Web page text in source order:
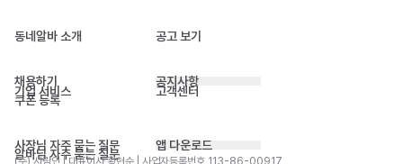
동네알바 소개 공고 보기
채용하기
기업 서비스
쿠폰 등록
공지사항
고객센터
사장님 자주 묻는 질문
알바님 자주 묻는 질문
앱 다운로드
(주) 사람인 | 대표이사 황현순 | 사업자등록번호 113-86-00917